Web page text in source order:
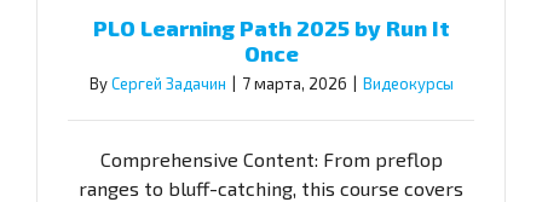
PLO Learning Path 2025 by Run It
Once
ByСергей Задачин 7 марта, 2026 Видеокурсы
Comprehensive Content: From preflop
ranges to bluff-catching, this course covers